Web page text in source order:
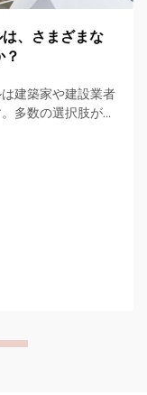
、さまざまな
？
建築家や建設業者
多数の選択肢があ
ような高品質な